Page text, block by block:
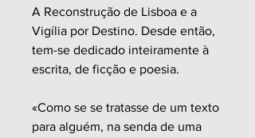
A Reconstrução de Lisboa e a
Vigília por Destino. Desde então,
tem-se dedicado inteiramente à
escrita, de ficção e poesia.
«Como se se tratasse de um texto
para alguém, na senda de uma